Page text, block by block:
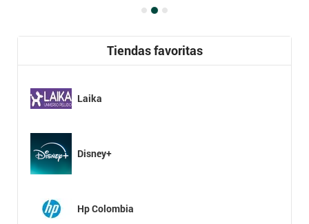
Tiendas favoritas
Laika
Disney+
Hp Colombia